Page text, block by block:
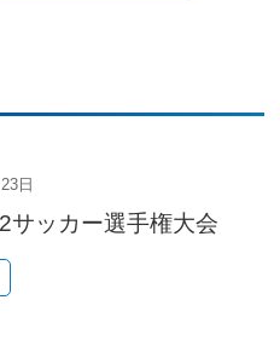
日
サッカー選手権大会